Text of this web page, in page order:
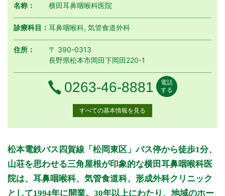
名称： 横田耳鼻咽喉科医院
診療科目：耳鼻咽喉科, 気管食道外科
住所：
〒 390-0313
長野県松本市岡田下岡田220-1
電話番号
0263-46-8881
電話
する
すべての基本情報を見る
診療時間 月月曜日
火 火曜日
水水曜日 木曜日
金金曜日
土 土曜日
日日曜日
祝祝日
8:45～12:30
● ● ● ●
●
15:00～17:45
● ● ● ●
松本電鉄バス四賀線「松岡東区」バス停から徒歩1分、
山荘を思わせる三角屋根が印象的な横田耳鼻咽喉科医
院は、耳鼻咽喉科、気管食道科、形成外科クリニック
として1994年に開業。30年以上にわたり、地域のホー